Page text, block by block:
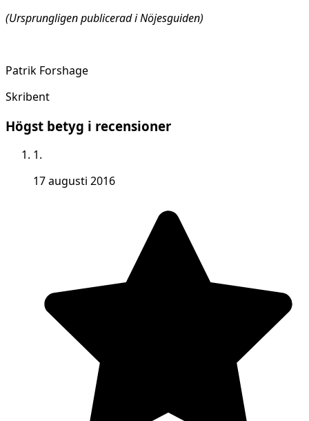
(Ursprungligen publicerad i Nöjesguiden)
Patrik Forshage
Skribent
Högst betyg i recensioner
1.
17 augusti 2016